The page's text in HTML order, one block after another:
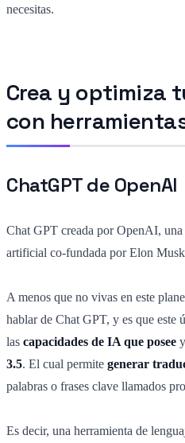
necesitas.
Crea y optimiza
con
ChatGPT de OpenAI
Chat GPT creada por OpenAI,
artificial co-fundada por Elon
A menos que no vivas en este
hablar de Chat GPT, y es que este
las capacidades de IA que posee
3.5. El cual permite generar
palabras o frases clave llamados
Es decir, una herramienta de